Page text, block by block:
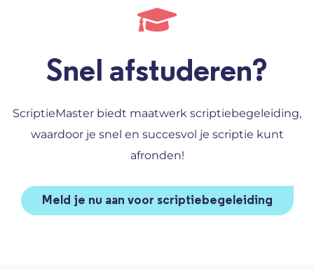
Snel afstuderen?
ScriptieMaster biedt maatwerk scriptiebegeleiding,
waardoor je snel en succesvol je scriptie kunt
afronden!
Meld je nu aan voor scriptiebegeleiding